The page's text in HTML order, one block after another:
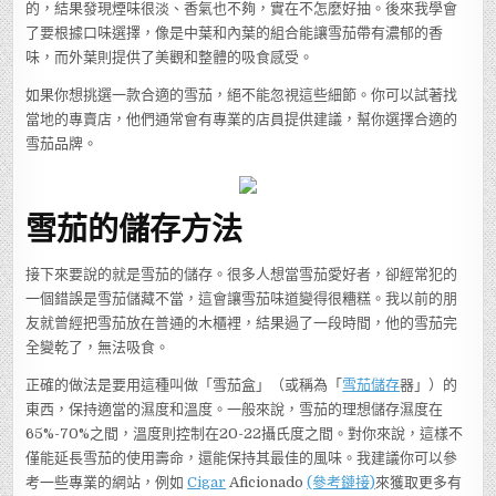
等
什
麼？
的，結果發現煙味很淡、香氣也不夠，實在不怎麼好抽。後來我學會
了要根據口味選擇，像是中葉和內葉的組合能讓雪茄帶有濃郁的香
味，而外葉則提供了美觀和整體的吸食感受。
如果你想挑選一款合適的雪茄，絕不能忽視這些細節。你可以試著找
當地的專賣店，他們通常會有專業的店員提供建議，幫你選擇合適的
雪茄品牌。
雪茄的儲存方法
接下來要說的就是雪茄的儲存。很多人想當雪茄愛好者，卻經常犯的
一個錯誤是雪茄儲藏不當，這會讓雪茄味道變得很糟糕。我以前的朋
友就曾經把雪茄放在普通的木櫃裡，結果過了一段時間，他的雪茄完
全變乾了，無法吸食。
正確的做法是要用這種叫做「雪茄盒」（或稱為「雪茄儲存器」）的
東西，保持適當的濕度和溫度。一般來說，雪茄的理想儲存濕度在
65%-70%之間，溫度則控制在20-22攝氏度之間。對你來說，這樣不
僅能延長雪茄的使用壽命，還能保持其最佳的風味。我建議你可以參
考一些專業的網站，例如Cigar Aficionado(參考鏈接)來獲取更多有